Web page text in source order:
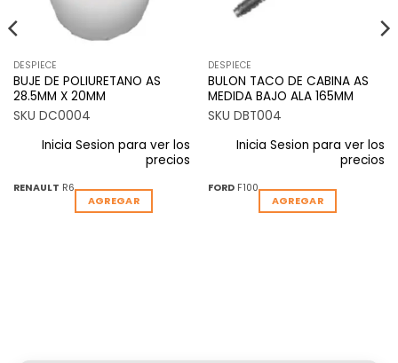
DESPIECE
BUJE DE POLIURETANO AS
28.5MM X 20MM
SKU DC0004
Inicia Sesion para ver los
precios
RENAULT R6
AGREGAR
DESPIECE
BULON TACO DE CABINA AS
MEDIDA BAJO ALA 165MM
SKU DBT004
Inicia Sesion para ver los
precios
FORDF100
AGREGAR